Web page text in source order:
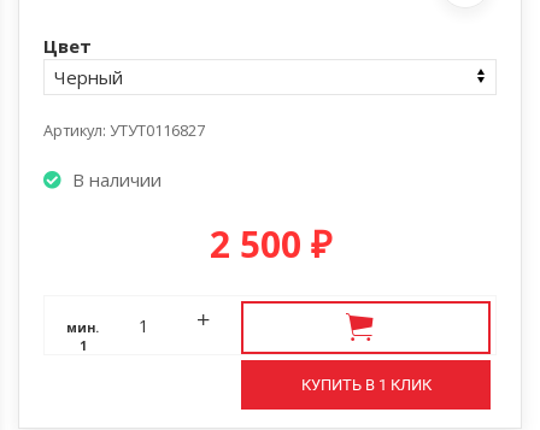
Цвет
Артикул: УТУТ0116827
В наличии
2 500 ₽
мин.
1
КУПИТЬ В 1 КЛИК